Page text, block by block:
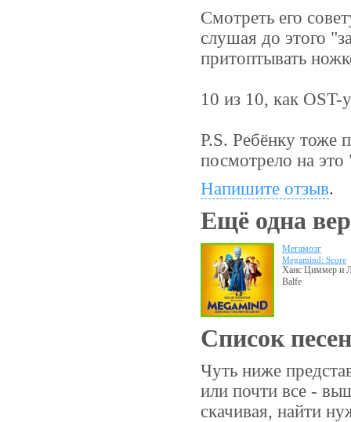
Смотреть его
слушая до этого
притоптывать
10 из 10, как
P.S. Ребёнку тоже
посмотрело на
Напишите отзыв.
Ещё одна
Мегамозг
Megamind: Score
Ханс Циммер и
Balfe
Список песен
Чуть ниже
или почти все -
скачивая, найти